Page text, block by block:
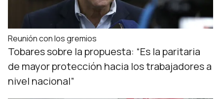
Reunión con los gremios
Tobares sobre la propuesta: “Es la paritaria
de mayor protección hacia los trabajadores a
nivel nacional”